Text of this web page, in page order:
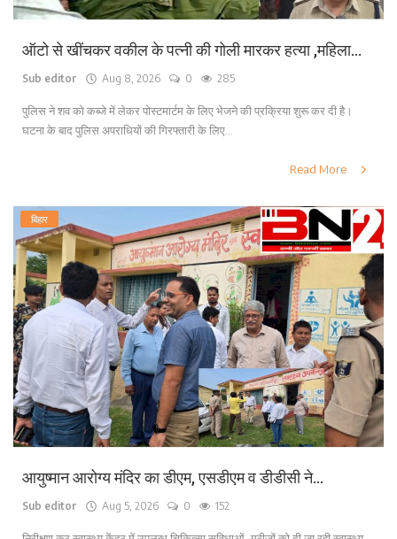
ऑटो से खींचकर वकील के पत्नी की गोली मारकर हत्या ,महिला...
Sub editor Aug 8, 2026 0 285
पुलिस ने शव को कब्जे में लेकर पोस्टमार्टम के लिए भेजने की प्रक्रिया शुरू कर दी है।
घटना के बाद पुलिस अपराधियों की गिरफ्तारी के लिए...
Read More
बिहार
आयुष्मान आरोग्य मंदिर का डीएम, एसडीएम व डीडीसी ने...
Sub editor Aug 5, 2026 0 152